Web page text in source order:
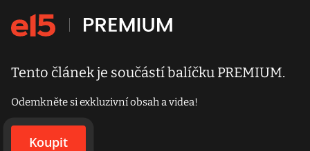
Tento článek je součástí balíčku PREMIUM.
Odemkněte si exkluzivní obsah a videa!
Koupit